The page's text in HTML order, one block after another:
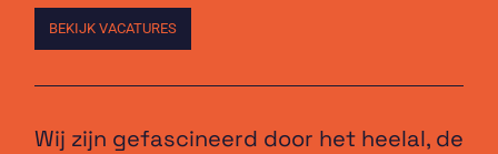
BEKIJK VACATURES
Wij zijn gefascineerd door het heelal, de